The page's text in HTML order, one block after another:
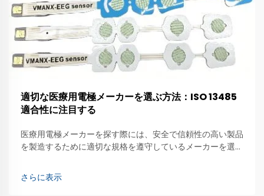
適切な医療用電極メーカーを選ぶ方法：ISO 13485
適合性に注目する
医療用電極メーカーを探す際には、安全で信頼性の高い製品
を製造するために適切な規格を遵守しているメーカーを選ぶ
電極の製造を重視する企業です。これらの特殊なデバイス
は、医師が…
さらに表示